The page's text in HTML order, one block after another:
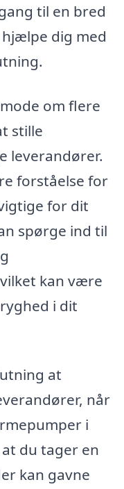
til en bred
dig med
om flere
stille
leverandører.
forståelse for
for dit
spørge ind til
kan være
i dit
at
når
i
du tager en
kan gavne